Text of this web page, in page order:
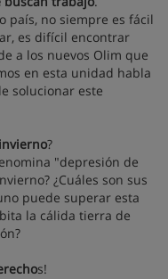
país, no siempre es fácil
es difícil encontrar
a los nuevos Olim que
en esta unidad habla
solucionar este
?
"depresión de
¿Cuáles son sus
puede superar esta
la cálida tierra de
s!